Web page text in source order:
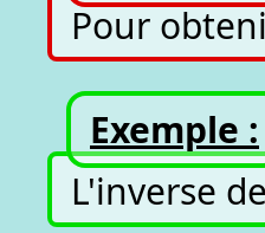
Pour
Exemple :
L'inverse de